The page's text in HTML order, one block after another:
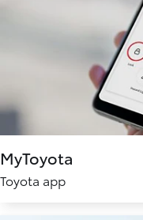
MyToyota
Toyota app